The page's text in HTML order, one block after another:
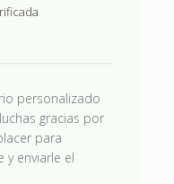
personalizado
gracias por
para
y enviarle el